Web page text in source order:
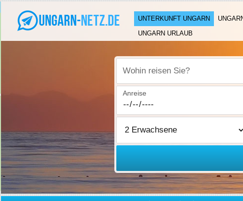
UNTERKUNFT UNGARN
UNGARN URLAUB
Wohin reisen Sie?
Anreise